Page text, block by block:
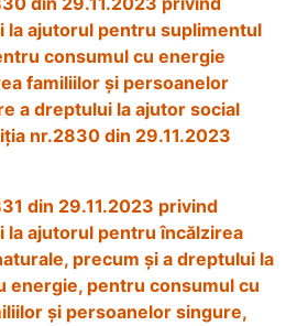
la ajutorul pentru suplimentul
consumul cu energie
familiilor și persoanelor
a dreptului la ajutor social
nr.2830 din 29.11.2023
din 29.11.2023 privind
la ajutorul pentru încălzirea
precum și a dreptului la
energie, pentru consumul cu
și persoanelor singure,